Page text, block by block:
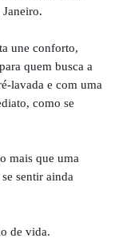
une conforto,
quem busca a
lavada e com uma
como se
mais que uma
sentir ainda
de vida.